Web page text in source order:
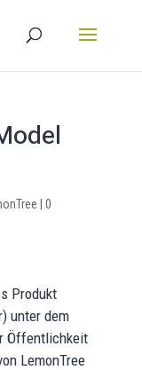
0
Produkt
unter dem
Öffentlichkeit
LemonTree